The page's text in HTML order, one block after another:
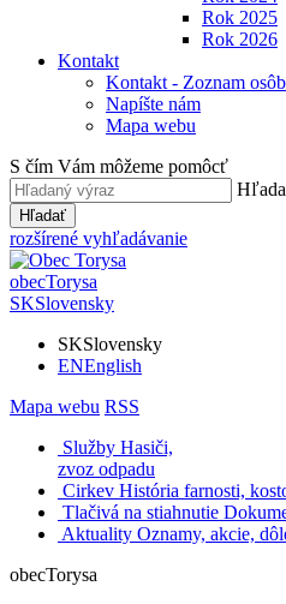
Rok 2025
Rok 2026
Kontakt
Kontakt - Zoznam osôb
Napíšte nám
Mapa webu
S čím Vám môžeme pomôcť
Hľadať
rozšírené vyhľadávanie
obecTorysa
SKSlovensky
SKSlovensky
ENEnglish
Mapa webu RSS
Služby Hasiči,
zvoz odpadu
Cirkev História farnosti,
Tlačivá na stiahnutie
Aktuality Oznamy, akcie,
obecTorysa